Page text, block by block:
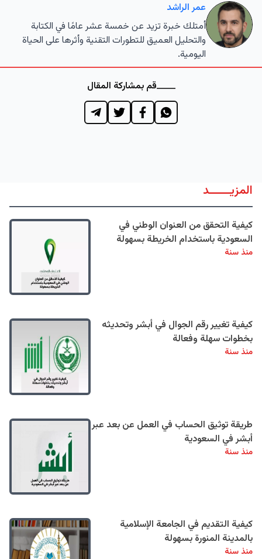
عمر الراشد
أمتلك خبرة تزيد عن خمسة عشر عامًا في الكتابة
والتحليل العميق للتطورات التقنية وأثرها على الحياة
اليومية.
قم بمشاركة المقال
المزيــــــد
كيفية التحقق من العنوان الوطني في
السعودية باستخدام الخريطة بسهولة
منذ سنة
كيفية تغيير رقم الجوال في أبشر وتحديثه
بخطوات سهلة وفعالة
منذ سنة
طريقة توثيق الحساب في العمل عن بعد عبر
أبشر في السعودية
منذ سنة
كيفية التقديم في الجامعة الإسلامية
بالمدينة المنورة بسهولة
منذ سنة